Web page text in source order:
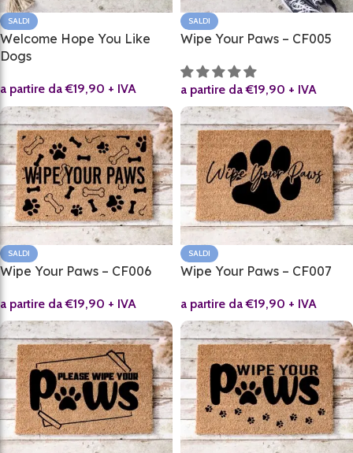
SALDI
Welcome Hope You Like
Dogs
a partire da€19,90 + IVA
SALDI
Wipe Your Paws – CF005
a partire da€19,90 + IVA
SALDI
Wipe Your Paws – CF006
a partire da€19,90 + IVA
SALDI
Wipe Your Paws – CF007
a partire da€19,90 + IVA